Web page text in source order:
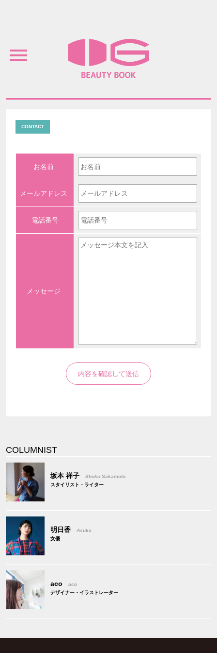
Menu
CONTACT
お名前
メールアドレス
電話番号
メッセージ
COLUMNIST
坂本 祥子
Shoko Sakamoto
スタイリスト・ライター
明日香
Asuka
女優
aco
aco
デザイナー・イラストレーター